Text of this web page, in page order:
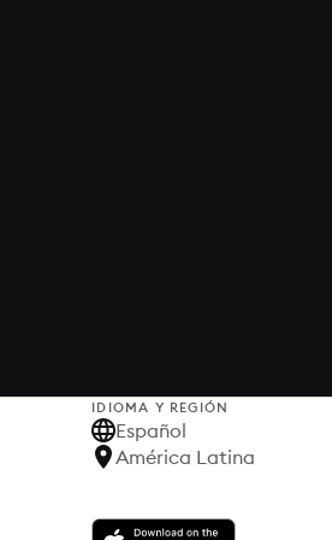
IDIOMA Y REGIÓN
Español
América Latina